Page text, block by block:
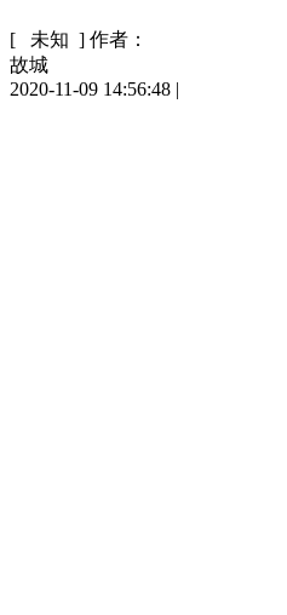
[ 未知 ] 作者：
故城
2020-11-09 14:56:48 |